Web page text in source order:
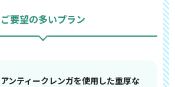
ご要望の多いプラン
アンティークレンガを使用した重厚な